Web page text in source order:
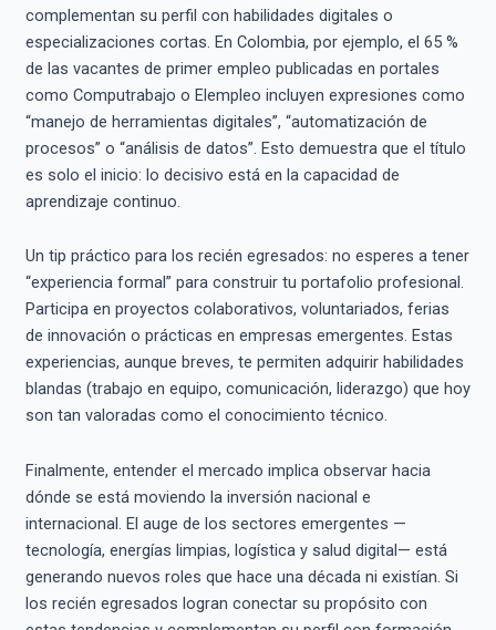
complementan su perfil con habilidades digitales o
especializaciones cortas. En Colombia, por ejemplo, el 65 %
de las vacantes de primer empleo publicadas en portales
como Computrabajo o Elempleo incluyen expresiones como
“manejo de herramientas digitales”, “automatización de
procesos” o “análisis de datos”. Esto demuestra que el título
es solo el inicio: lo decisivo está en la capacidad de
aprendizaje continuo.
Un tip práctico para los recién egresados: no esperes a tener
“experiencia formal” para construir tu portafolio profesional.
Participa en proyectos colaborativos, voluntariados, ferias
de innovación o prácticas en empresas emergentes. Estas
experiencias, aunque breves, te permiten adquirir habilidades
blandas (trabajo en equipo, comunicación, liderazgo) que hoy
son tan valoradas como el conocimiento técnico.
Finalmente, entender el mercado implica observar hacia
dónde se está moviendo la inversión nacional e
internacional. El auge de los sectores emergentes —
tecnología, energías limpias, logística y salud digital— está
generando nuevos roles que hace una década ni existían. Si
los recién egresados logran conectar su propósito con